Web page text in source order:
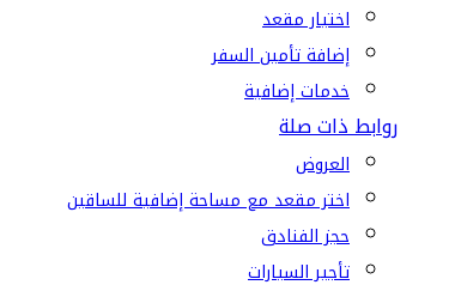
اختيار مقعد
إضافة تأمين السفر
خدمات إضافية
روابط ذات صلة
العروض
اختر مقعد مع مساحة إضافية للساقين
حجز الفنادق
تأجير السيارات